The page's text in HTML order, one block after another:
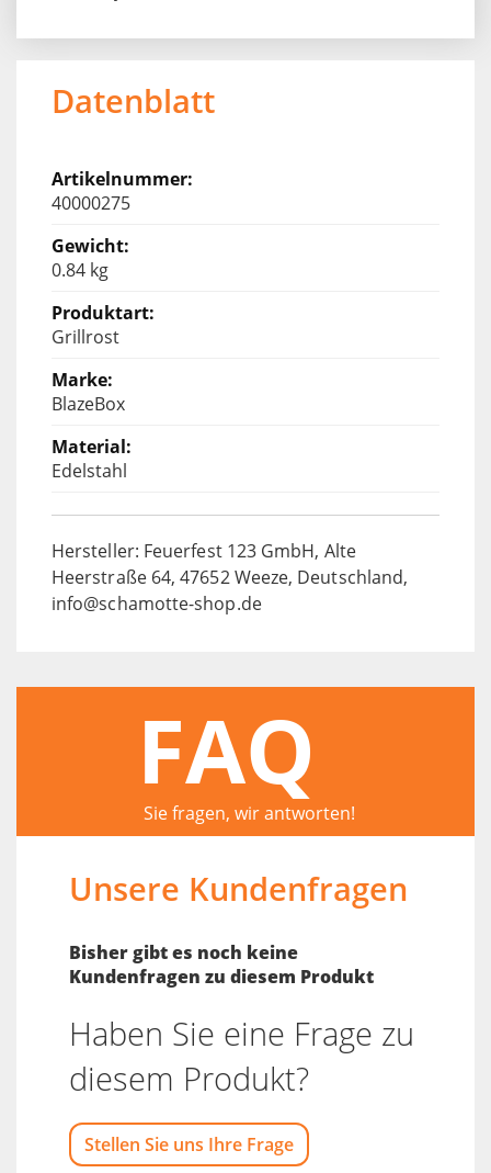
Datenblatt
40000275
0.84 kg
Grillrost
BlazeBox
Edelstahl
Hersteller: Feuerfest 123 GmbH, Alte
Heerstraße 64, 47652 Weeze, Deutschland,
info@schamotte-shop.de
FAQ
Sie fragen, wir antworten!
Unsere Kundenfragen
Bisher gibt es noch keine
Kundenfragen zu diesem Produkt
Haben Sie eine Frage zu
diesem Produkt?
Stellen Sie uns Ihre Frage